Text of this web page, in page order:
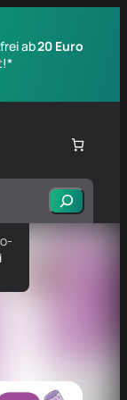
ab20 Euro
Suchen